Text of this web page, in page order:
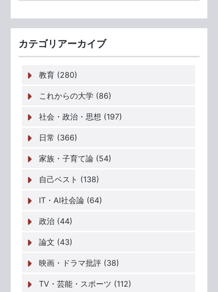
カテゴリアーカイブ
教育 (280)
これからの大学 (86)
社会・政治・思想 (197)
日常 (366)
家族・子育て論 (54)
自己ベスト (138)
IT・AI社会論 (64)
政治 (44)
論文 (43)
映画・ドラマ批評 (38)
TV・芸能・スポーツ (112)